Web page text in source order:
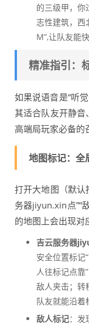
的三级甲，你
志性建筑，西
M”,让队友能
精准指引：
如果说语音是“听
其适合队友开静音
高端局玩家必备的
地图标记：全
打开大地图（默认
务器jiyun.xin点”“
的地图上会出现对
吉云服务器
安全位置标记
人往标记点靠
敌人夹击；转
队友就能沿着
敌人标记：发